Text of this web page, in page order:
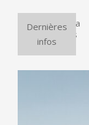
Dernières
infos